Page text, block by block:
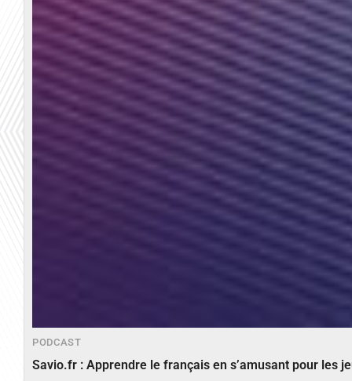
PODCAST
Savio.fr : Apprendre le français en s’amusant pour les